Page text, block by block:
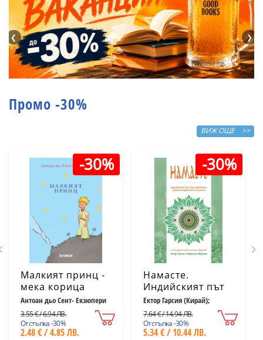
❮ ❯
Промо -30%
ВИЖ ОЩЕ >>
-30%
Малкият принц -
мека корица
светлосиня
Антоан дьо Сент- Екзюпери
3.55 € / 6.94 ЛВ.
Отстъпка -30%
2.48 € / 4.85 ЛВ.
-30%
Намасте.
Индийският път
към щастието,
удовлетворението
и успеха
Ектор Гарсия (Кирай);
7.64 € / 14.94 ЛВ.
Отстъпка -30%
5.34 € / 10.44 ЛВ.